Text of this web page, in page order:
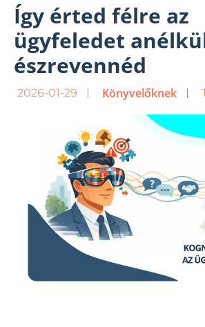
Így érted félre az
ügyfeledet
észrevennéd
2026-01-29 Könyvelőknek